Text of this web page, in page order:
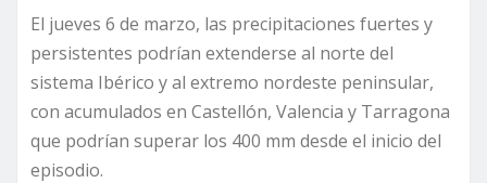
El jueves 6 de marzo, las precipitaciones fuertes y
persistentes podrían extenderse al norte del
sistema Ibérico y al extremo nordeste peninsular,
con acumulados en Castellón, Valencia y Tarragona
que podrían superar los 400 mm desde el inicio del
episodio.